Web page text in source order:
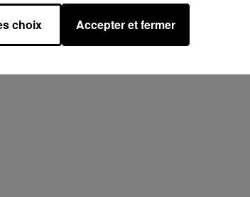
choix Accepter et fermer